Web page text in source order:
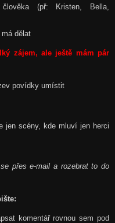
(př: Kristen, Bella,
dělat
zájem, ale ještě mám pár
povídky umístit
jen scény, kde mluví jen herci
přes e-mail a rozebrat to do
komentář rovnou sem pod